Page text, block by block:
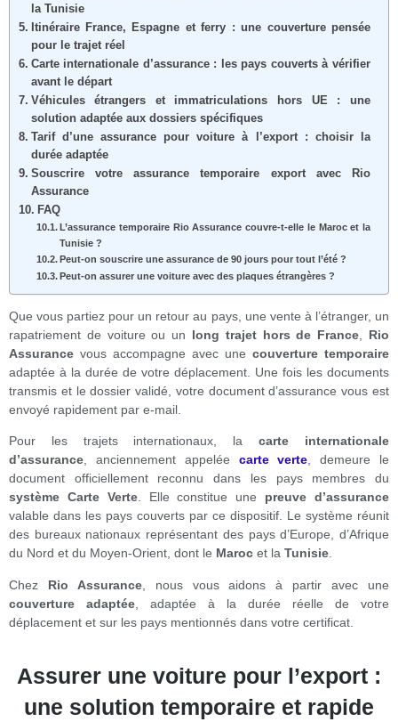
la Tunisie
Itinéraire France, Espagne et ferry : une couverture pensée
pour le trajet réel
Carte internationale d’assurance : les pays couverts à vérifier
avant le départ
Véhicules étrangers et immatriculations hors UE : une
solution adaptée aux dossiers spécifiques
Tarif d’une assurance pour voiture à l’export : choisir la
durée adaptée
Souscrire votre assurance temporaire export avec Rio
Assurance
FAQ
L’assurance temporaire Rio Assurance couvre-t-elle le Maroc et la
Tunisie ?
Peut-on souscrire une assurance de 90 jours pour tout l’été ?
Peut-on assurer une voiture avec des plaques étrangères ?
Que vous partiez pour un retour au pays, une vente à l’étranger, un
rapatriement de voiture ou un long trajet hors de France
Rio
Assurance vous accompagne avec une couverture temporaire
adaptée à la durée de votre déplacement. Une fois les documents
transmis et le dossier validé, votre document d’assurance vous est
envoyé rapidement par e-mail.
Pour les trajets internationaux, lacarte internationale
d’assurance, anciennement appelée carte verte, demeure le
document officiellement reconnu dans les pays membres du
système Carte Verte. Elle constitue une preuve d’assurance
valable dans les pays couverts par ce dispositif. Le système réunit
des bureaux nationaux représentant des pays d’Europe, d’Afrique
du Nord et du Moyen-Orient, dont le Maroc et la Tunisie.
Chez Rio Assurance, nous vous aidons à partir avec une
couverture adaptée , adaptée à la durée réelle de votre
déplacement et sur les pays mentionnés dans votre certificat.
Assurer une voiture pour l’export :
une solution temporaire et rapide